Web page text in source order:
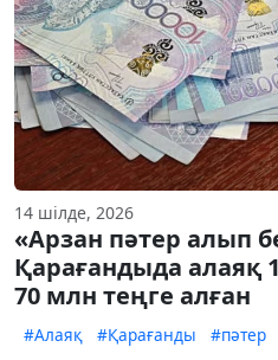
14 шілде, 2026
«Арзан пәтер алып
Қарағандыда алаяқ
70 млн теңге алған
#Алаяқ #Қарағанды #пәтер